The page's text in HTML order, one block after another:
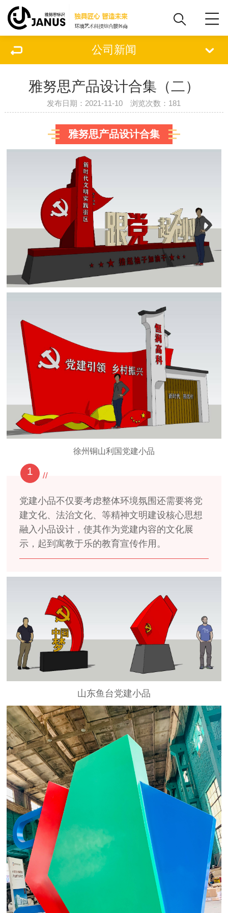
公司新闻
雅努思产品设计合集（二）
发布日期：2021-11-10 浏览次数： 181
雅努思产品设计合集
徐州铜山利国党建小品
1 //
党建小品不仅要考虑整体环境氛围还需要将党
建文化、法治文化、等精神文明建设核心思想
融入小品设计，使其作为党建内容的文化展
示，起到寓教于乐的教育宣传作用。
山东鱼台党建小品